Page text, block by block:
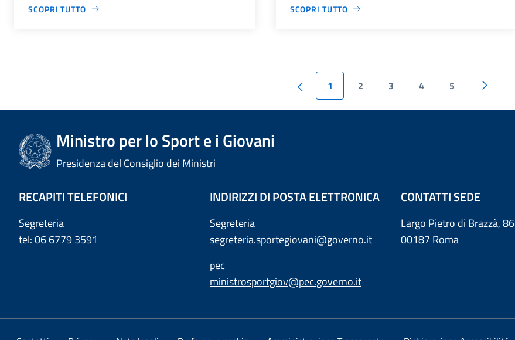
SCOPRI TUTTO SCOPRI TUTTO
1 2 3 4 5
Ministro per lo Sport e i Giovani
Presidenza del Consiglio dei Ministri
RECAPITI TELEFONICI
Segreteria
tel: 06 6779 3591
INDIRIZZI DI POSTA ELETTRONICA
Segreteria
segreteria.sportegiovani@governo.it
pec
ministrosportgiov@pec.governo.it
CONTATTI SEDE
Largo Pietro di Brazzà, 86
00187 Roma